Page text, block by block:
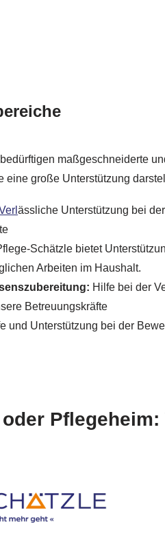
maßgeschneiderte
eine große Unterstützung
ässliche Unterstützung bei
Schätzle bietet
Arbeiten im Haushalt.
Hilfe bei der
Betreuungskräfte
und Unterstützung bei der